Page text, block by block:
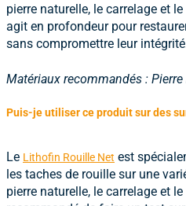
pierre naturelle, le carrelage et
agit en profondeur pour
sans compromettre leur
Matériaux recommandés :
Puis-je utiliser ce produit sur des
Le Lithofin Rouille Net est
les taches de rouille sur une
pierre naturelle, le carrelage et